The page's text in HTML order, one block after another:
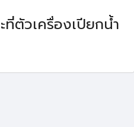
ตัวเครื่องเปียกน้ำ